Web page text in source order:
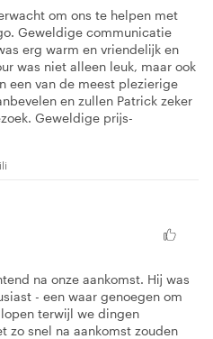
om ons te helpen met
Geweldige communicatie
erg warm en vriendelijk en
was niet alleen leuk, maar ook
een van de meest plezierige
en zullen Patrick zeker
Geweldige prijs-
na onze aankomst. Hij was
- een waar genoegen om
terwijl we dingen
zo snel na aankomst zouden